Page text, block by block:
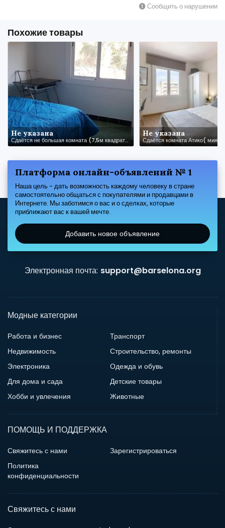
Сообщить о нарушении
Похожие товары
Не указана
Сдаётся не большая комната (7,5м квадратных), в тихом городке Sant Cebria de Vallalta
Не указана
Платформа онлайн-объявлений № 1
Наша цель - дать возможность каждому человеку в стране
самостоятельно общаться с покупателями и продавцами в
Интернете. Мы заботимся о вас и о сделках, которые
приближают вас к вашей мечте.
Добавить новое объявление
Электронная почта: support@barselona.org
Модные категории
Работа и бизнес
Транспорт
Недвижимость
Строительство, ремонты
Электроника
Одежда и обувь
Для дома и сада
Детские товары
Хобби и увлечения
Животные
ПОМОЩЬ И ПОДДЕРЖКА
Свяжитесь с нами
Зарегистрироваться
Политика
конфиденциальности
Свяжитесь с нами